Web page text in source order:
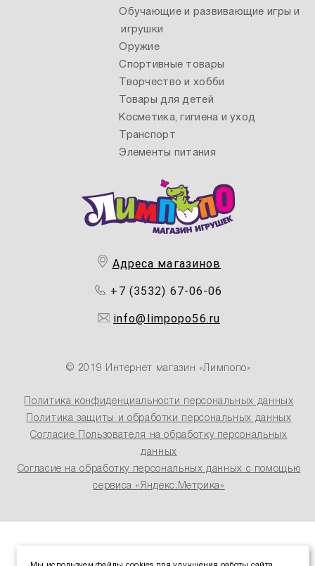
Адреса магазинов
+7 (3532) 67-06-06
info@limpopo56.ru
© 2019 Интернет магазин «Лимпопо»
Политика конфиденциальности персональных данных
Политика защиты и обработки персональных данных
Согласие Пользователя на обработку персональных
данных
Согласие на обработку персональных данных с помощью
сервиса «Яндекс.Метрика»
Обучающие и развивающие игры и
игрушки
Оружие
Спортивные товары
Творчество и хобби
Товары для детей
Косметика, гигиена и уход
Транспорт
Элементы питания